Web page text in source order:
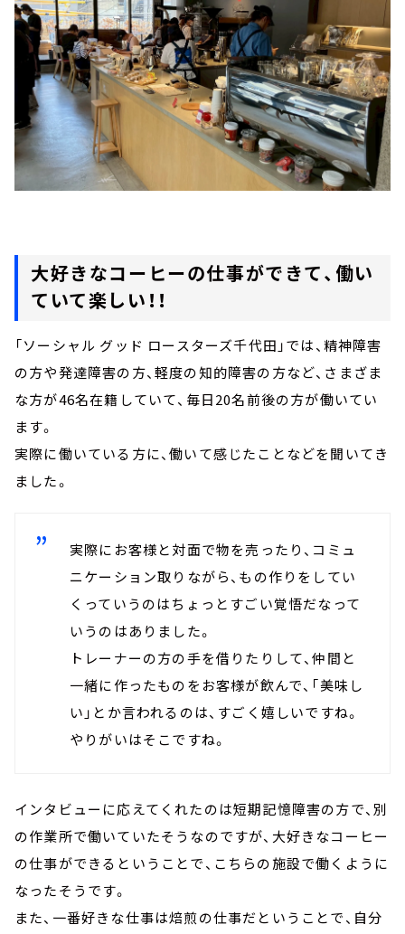
大好きなコーヒーの仕事ができて、働い
ていて楽しい！！
「ソーシャル グッド ロースターズ千代田」では、精神障害
の方や発達障害の方、軽度の知的障害の方など、さまざま
な方が46名在籍していて、毎日20名前後の方が働いてい
ます。
実際に働いている方に、働いて感じたことなどを聞いてき
ました。
実際にお客様と対面で物を売ったり、コミュ
ニケーション取りながら、もの作りをしてい
くっていうのはちょっとすごい覚悟だなって
いうのはありました。
トレーナーの方の手を借りたりして、仲間と
一緒に作ったものをお客様が飲んで、「美味し
い」とか言われるのは、すごく嬉しいですね。
やりがいはそこですね。
インタビューに応えてくれたのは短期記憶障害の方で、別
の作業所で働いていたそうなのですが、大好きなコーヒー
の仕事ができるということで、こちらの施設で働くように
なったそうです。
また、一番好きな仕事は焙煎の仕事だということで、自分